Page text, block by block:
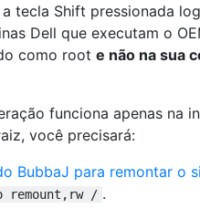
tecla Shift pressionada
Dell que executam o
como root e não na sua
funciona apenas na
você precisará:
BubbaJ para remontar o
remount,rw / .